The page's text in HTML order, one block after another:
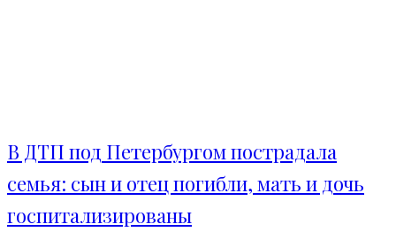
В ДТП под Петербургом пострадала
семья: сын и отец погибли, мать и дочь
госпитализированы